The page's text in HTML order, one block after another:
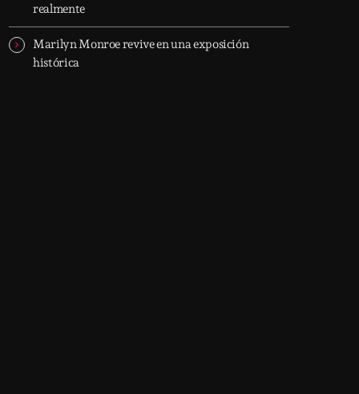
realmente
Marilyn Monroe revive en una exposición
histórica